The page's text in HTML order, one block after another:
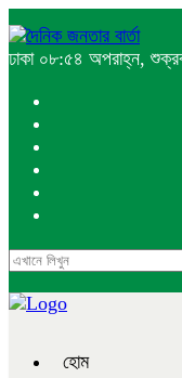
ঢাকা ০৮:৫৪ অপরাহ্ন,
হোম